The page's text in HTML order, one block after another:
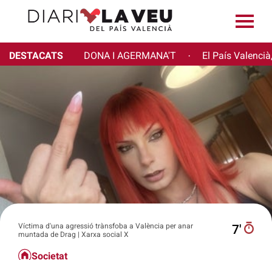
DESTACATS DONA I AGERMANA'T · El País
Víctima d'una agressió trànsfoba a València per anar
muntada de Drag | Xarxa social X
7′
Societat